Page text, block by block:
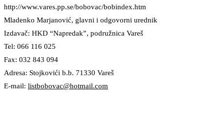
http://www.vares.pp.se/bobovac/bobindex.htm
Mladenko Marjanović, glavni i odgovorni urednik
Izdavač: HKD “Napredak”, podružnica Vareš
Tel: 066 116 025
Fax: 032 843 094
Adresa: Stojkovići b.b. 71330 Vareš
E-mail: listbobovac@hotmail.com